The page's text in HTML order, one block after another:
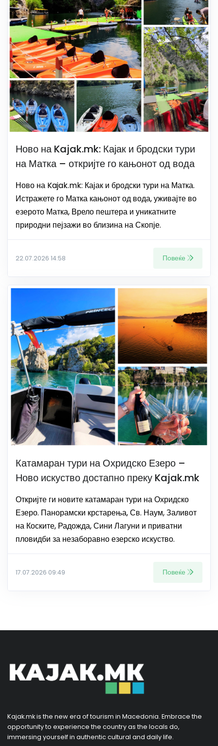
Ново на Kajak.mk: Кајак и бродски тури
на Матка – откријте го кањонот од вода
Ново на Kajak.mk: Кајак и бродски тури на Матка.
Истражете го Матка кањонот од вода, уживајте во
езерото Матка, Врело пештера и уникатните
природни пејзажи во близина на Скопје.
22.07.2026 14:58 Повеќе
Катамаран тури на Охридско Езеро –
Ново искуство достапно преку Kajak.mk
Откријте ги новите катамаран тури на Охридско
Езеро. Панорамски крстарења, Св. Наум, Заливот
на Коските, Радожда, Сини Лагуни и приватни
пловидби за незаборавно езерско искуство.
17.07.2026 09:49 Повеќе
Kajak.mk is the new era of tourism in Macedonia. Embrace the
opportunity to experience the country as the locals do,
immersing yourself in authentic cultural and daily life.